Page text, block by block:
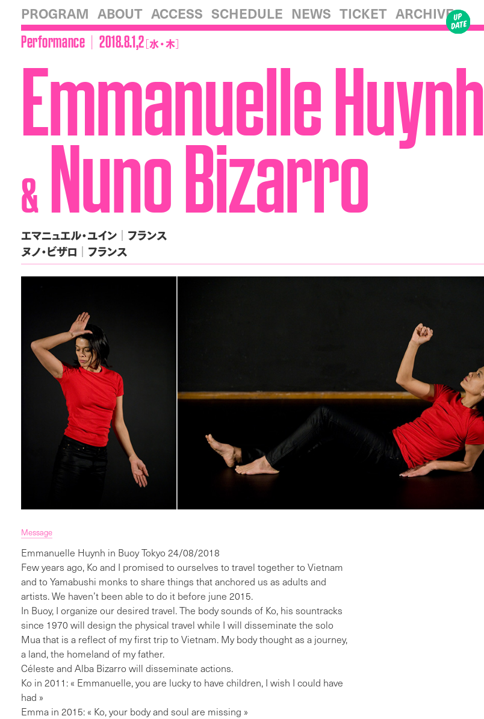
PROGRAM ABOUT ACCESS SCHEDULE NEWS TICKET ARCHIVE
Performance │ 2018.8.1,2［水・木］
Emmanuelle Huynh
& Nuno Bizarro
エマニュエル・ユイン│フランス
ヌノ・ビザロ│フランス
Message
Emmanuelle Huynh in Buoy Tokyo 24/08/2018
Few years ago, Ko and I promised to ourselves to travel together to Vietnam
and to Yamabushi monks to share things that anchored us as adults and
artists. We haven’t been able to do it before june 2015.
In Buoy, I organize our desired travel. The body sounds of Ko, his sountracks
since 1970 will design the physical travel while I will disseminate the solo
Mua that is a reflect of my first trip to Vietnam. My body thought as a journey,
a land, the homeland of my father.
Céleste and Alba Bizarro will disseminate actions.
Ko in 2011: « Emmanuelle, you are lucky to have children, I wish I could have
had »
Emma in 2015: « Ko, your body and soul are missing »